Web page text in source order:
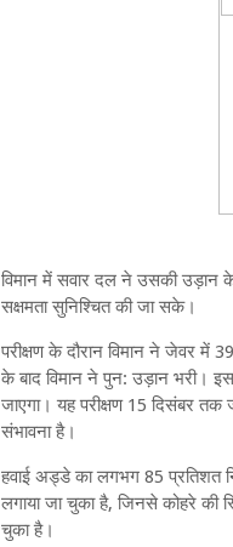
विमान में सवार दल ने उसकी उड़ान
सक्षमता सुनिश्चित की जा सके।
परीक्षण के दौरान विमान ने जेवर में
के बाद विमान ने पुन: उड़ान भरी।
जाएगा। यह परीक्षण 15 दिसंबर
संभावना है।
हवाई अड्डे का लगभग 85 प्रतिशत
लगाया जा चुका है, जिनसे कोहरे की
चुका है।